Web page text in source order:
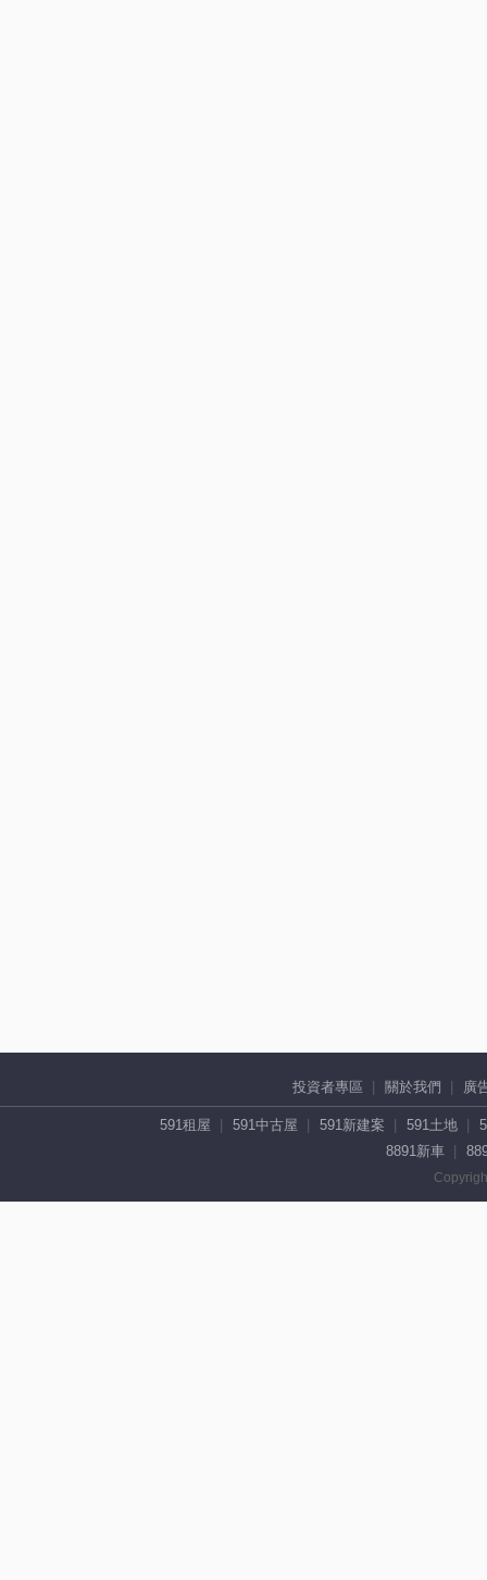
投資者專區 關於我們 廣
591租屋 591中古屋 591新建案 591土地
8891新車